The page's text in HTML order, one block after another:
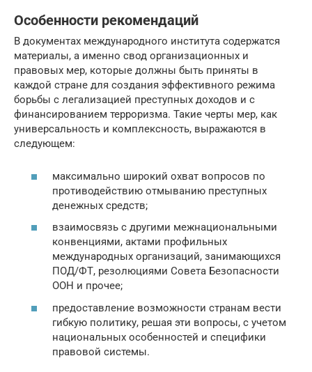
Особенности рекомендаций
В документах международного института содержатся
материалы, а именно свод организационных и
правовых мер, которые должны быть приняты в
каждой стране для создания эффективного режима
борьбы с легализацией преступных доходов и с
финансированием терроризма. Такие черты мер, как
универсальность и комплексность, выражаются в
следующем:
максимально широкий охват вопросов по
противодействию отмыванию преступных
денежных средств;
взаимосвязь с другими межнациональными
конвенциями, актами профильных
международных организаций, занимающихся
ПОД/ФТ, резолюциями Совета Безопасности
ООН и прочее;
предоставление возможности странам вести
гибкую политику, решая эти вопросы, с учетом
национальных особенностей и специфики
правовой системы.